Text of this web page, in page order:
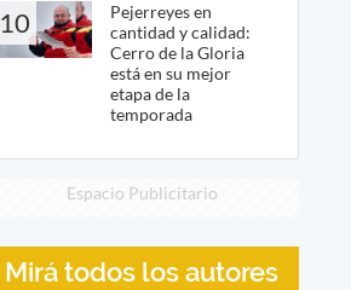
10
Pejerreyes en
cantidad y calidad:
Cerro de la Gloria
está en su mejor
etapa de la
temporada
Espacio Publicitario
Mirá todos los autores